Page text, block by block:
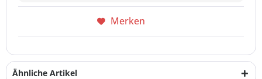
Merken
Ähnliche Artikel